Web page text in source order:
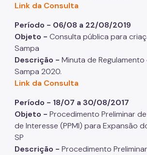
Link da Consulta
Período - 06/08 a 22/08/2019
Objeto - Consulta pública para
Sampa
Descrição - Minuta de Regulamento
Sampa 2020.
Link da Consulta
Período - 18/07 a 30/08/2017
Objeto - Procedimento Preliminar
de Interesse (PPMI) para Expansão
SP
Descrição - Procedimento